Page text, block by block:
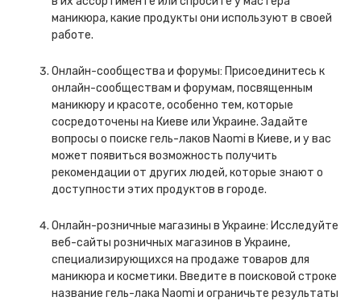
маникюра, какие продукты они используют в своей
работе.
Онлайн-сообщества и форумы: Присоединитесь к
онлайн-сообществам и форумам, посвященным
маникюру и красоте, особенно тем, которые
сосредоточены на Киеве или Украине. Задайте
вопросы о поиске гель-лаков Naomi в Киеве, и у вас
может появиться возможность получить
рекомендации от других людей, которые знают о
доступности этих продуктов в городе.
Онлайн-розничные магазины в Украине: Исследуйте
веб-сайты розничных магазинов в Украине,
специализирующихся на продаже товаров для
маникюра и косметики. Введите в поисковой строке
название гель-лака Naomi и ограничьте результаты